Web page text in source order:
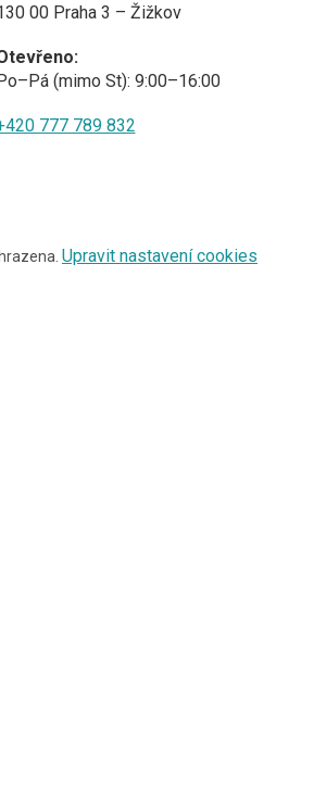
00 Praha 3 – Žižkov
(mimo St): 9:00–16:00
777 789 832
Upravit nastavení cookies